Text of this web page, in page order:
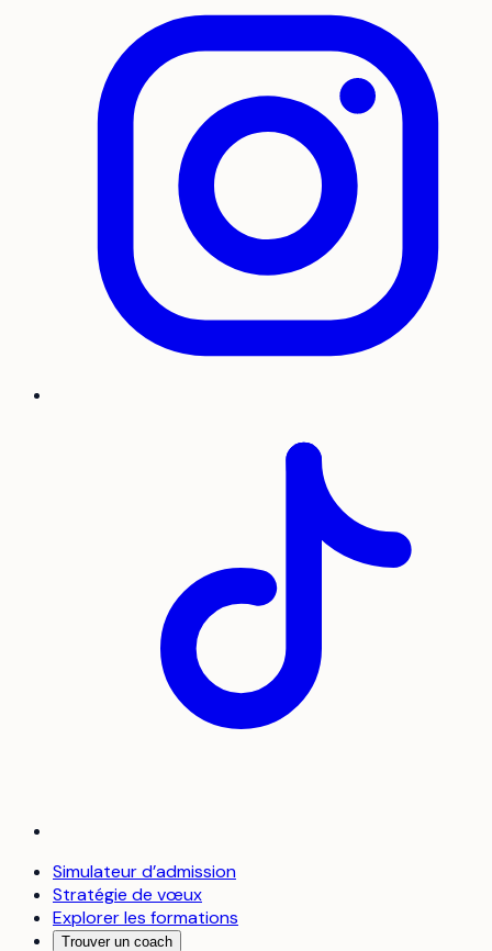
Simulateur d’admission
Stratégie de vœux
Explorer les formations
Trouver un coach